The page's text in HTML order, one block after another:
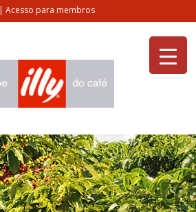
| Acesso para membros